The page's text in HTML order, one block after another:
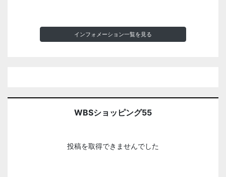
インフォメーション一覧を見る
WBSショッピング55
投稿を取得できませんでした